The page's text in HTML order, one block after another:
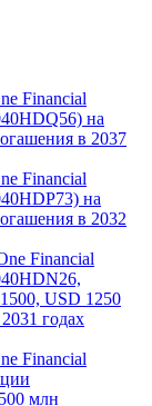
Financial
на
в 2037
Financial
на
в 2032
Financial
USD 1250
годах